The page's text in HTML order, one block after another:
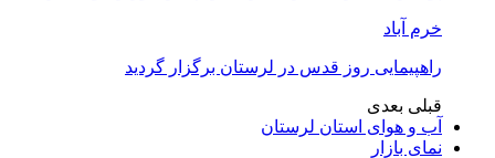
خرم آباد
راهپیمایی روز قدس در لرستان برگزار گردید
قبلی بعدی
آب و هوای استان لرستان
نمای بازار